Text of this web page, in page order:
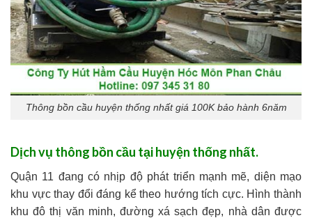
Thông bồn cầu huyện thống nhất giá 100K bảo hành 6năm
Dịch vụ thông bồn cầu tại huyện thống nhất.
Quận 11 đang có nhịp độ phát triển mạnh mẽ, diện mạo
khu vực thay đổi đáng kể theo hướng tích cực. Hình thành
khu đô thị văn minh, đường xá sạch đẹp, nhà dân được